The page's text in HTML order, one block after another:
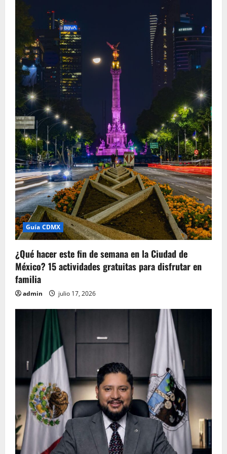
Guía CDMX
¿Qué hacer este fin de semana en la Ciudad de
México? 15 actividades gratuitas para disfrutar en
familia
admin julio 17, 2026